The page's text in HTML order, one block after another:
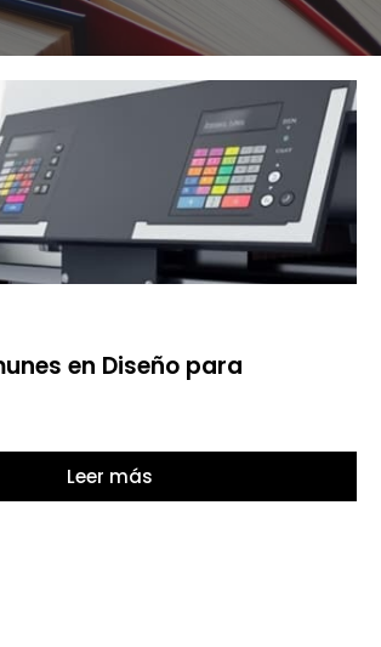
en Diseño para
Leer más